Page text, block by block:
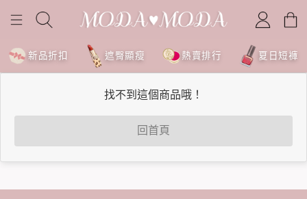
新品折扣 遮臀顯瘦 熱賣排行 夏日短褲
找不到這個商品哦！
回首頁